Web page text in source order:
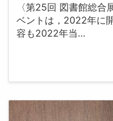
〈第25回 図書館総合
ベントは，2022年に
容も2022年当…